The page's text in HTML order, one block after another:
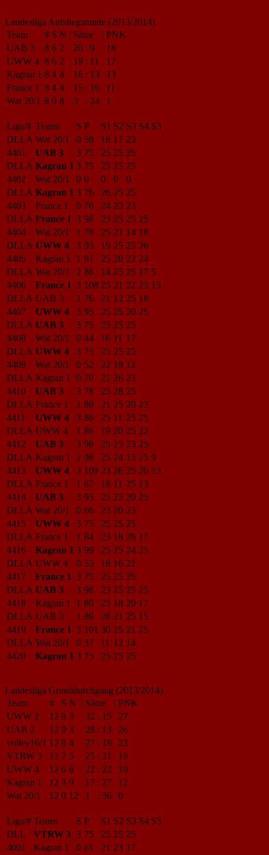
Landesliga Aufstiegsrunde (2013/2014)
Team
# S N | Sätze | PNK
UAB 3
8 6 2 20 : 9
18
UWW 4 8 6 2 19 : 11
17
Kagran 1 8 4 4 16 : 13
13
France 1
8 4 4 15 : 16
11
Wat 20/1 8 0 8 3 : 24 1
Liga/# Teams S P S1 S2 S3 S4 S5
DLLA Wat 20/1 0 58 18 17 23
4401
UAB 3 3 75 25 25 25
DLLA Kagran 1 3 75 25 25 25
4402
Wat 20/1 0 0 0 0
0
DLLA Kagran 1 3 76 26 25 25
4403
France 1 0 70 24 23 23
DLLA France 1 3 98 23 25 25 25
4404
Wat 20/1 1 78 25 21 14 18
DLLA UWW 4 3 95 19 25 25 26
4405
Kagran 1 1 91 25 20 22 24
DLLA Wat 20/1 2 86 14 25 25 17 5
4406
France 1 3 108 25 21 22 25 15
DLLA UAB 3 1 76 21 12 25 18
4407
UWW 4 3 95 25 25 20 25
DLLA UAB 3 3 75 25 25 25
4408
Wat 20/1 0 44 16 11 17
DLLA UWW 4 3 75 25 25 25
4409
Wat 20/1 0 52 22 18 12
DLLA Kagran 1 0 70 21 26 23
4410
UAB 3 3 78 25 28 25
DLLA France 1 1 89 21 25 20 23
4411
UWW 4 3 86 25 11 25 25
DLLA UWW 4 1 86 19 20 25 22
4412
UAB 3 3 98 25 25 23 25
DLLA Kagran 1 2 98 25 24 15 25 9
4413
UWW 4 3 109 23 26 25 20 15
DLLA France 1 1 67 18 11 25 13
4414
UAB 3 3 95 25 25 20 25
DLLA Wat 20/1 0 66 23 20 23
4415
UWW 4 3 75 25 25 25
DLLA France 1 1 84 23 18 26 17
4416
Kagran 1 3 99 25 25 24 25
DLLA UWW 4 0 55 18 16 21
4417
France 1 3 75 25 25 25
DLLA UAB 3 3 98 23 25 25 25
4418
Kagran 1 1 80 25 18 20 17
DLLA UAB 3 1 89 28 21 25 15
4419
France 1 3 101 30 25 21 25
DLLA Wat 20/1 0 37 11 12 14
4420
Kagran 1 3 75 25 25 25
Landesliga Grunddurchgang (2013/2014)
Team
# S N | Sätze | PNK
UWW 2
12 9 3 32 : 15
27
UAB 2
12 9 3 28 : 13
26
volley16/1 12 8 4 27 : 18
23
VTRW 3
12 7 5 25 : 21
19
UWW 4
12 6 6 22 : 22
19
Kagran 1
12 3 9 17 : 27
12
Wat 20/1
12 0 12 1 : 36 0
Liga/# Teams S P S1 S2 S3 S4 S5
DLL
VTRW 3 3 75 25 25 25
4001
Kagran 1 0 61 21 23 17